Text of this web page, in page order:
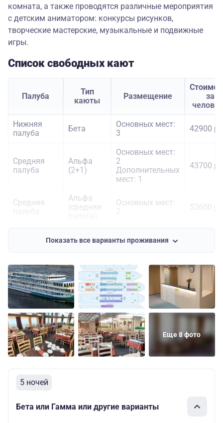
комната, а также проводятся различные мероприятия
с детским аниматором: конкурсы рисунков,
творческие мастерские, музыкальные и подвижные
игры.
Список свободных кают
Палуба
Тип
каюты
Размещение
за
Нижняя
палуба
Бета
Основных мест:
3
42900
Средняя
палуба
Альфа
(2+1)
Основных мест:
2
Дополнительных
мест: 1
43700
Средняя
Альфа
(средняя
Основных мест:
52600
2
Шлюпочная
палуба
Сигма 1-
местная
Основных мест:
1
59500
Показать все варианты проживания
Еще 8 фото
5 ночей
Бета или Гамма или другие варианты